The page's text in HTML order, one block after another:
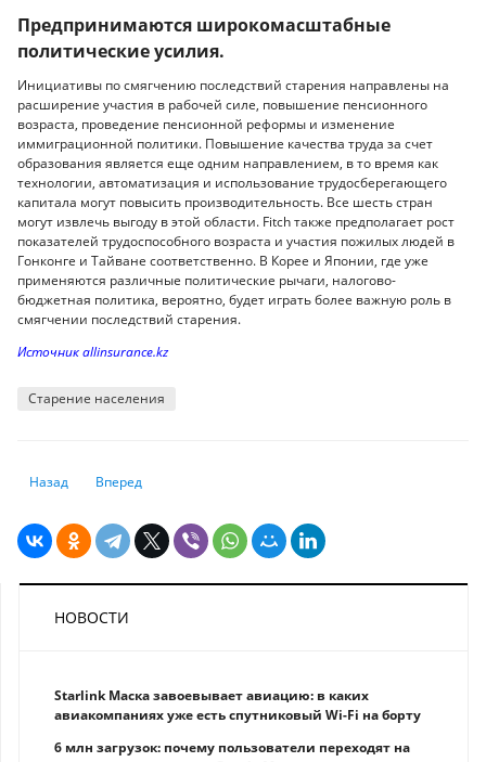
Предпринимаются широкомасштабные
политические усилия.
Инициативы по смягчению последствий старения направлены на
расширение участия в рабочей силе, повышение пенсионного
возраста, проведение пенсионной реформы и изменение
иммиграционной политики. Повышение качества труда за счет
образования является еще одним направлением, в то время как
технологии, автоматизация и использование трудосберегающего
капитала могут повысить производительность. Все шесть стран
могут извлечь выгоду в этой области. Fitch также предполагает рост
показателей трудоспособного возраста и участия пожилых людей в
Гонконге и Тайване соответственно. В Корее и Японии, где уже
применяются различные политические рычаги, налогово-
бюджетная политика, вероятно, будет играть более важную роль в
смягчении последствий старения.
Источник аllinsurance.kz
Старение населения
Предыдущий: В каких городах туристы тратят больше всего
Назад Следующий: Регистрация на рейсы казахстанской
Вперед
НОВОСТИ
Starlink Маска завоевывает авиацию: в каких
авиакомпаниях уже есть спутниковый Wi-Fi на борту
6 млн загрузок: почему пользователи переходят на